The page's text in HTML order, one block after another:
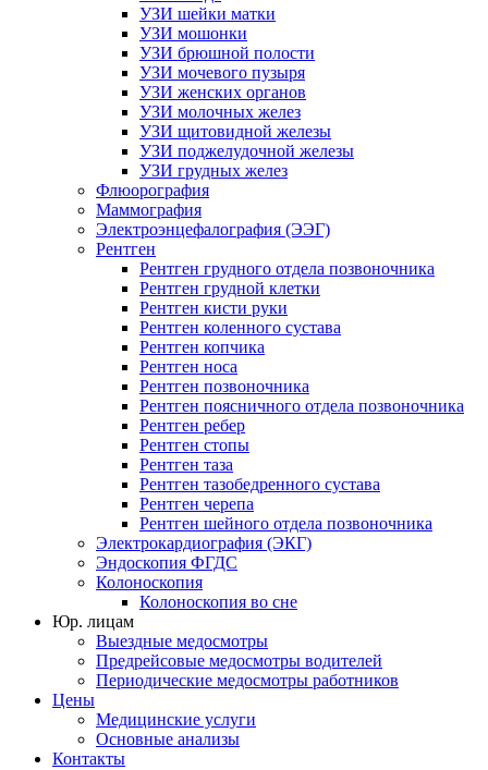
УЗИ шейки матки
УЗИ мошонки
УЗИ брюшной полости
УЗИ мочевого пузыря
УЗИ женских органов
УЗИ молочных желез
УЗИ щитовидной железы
УЗИ поджелудочной железы
УЗИ грудных желез
Флюорография
Маммография
Электроэнцефалография (ЭЭГ)
Рентген
Рентген грудного отдела позвоночника
Рентген грудной клетки
Рентген кисти руки
Рентген коленного сустава
Рентген копчика
Рентген носа
Рентген позвоночника
Рентген поясничного отдела позвоночника
Рентген ребер
Рентген стопы
Рентген таза
Рентген тазобедренного сустава
Рентген черепа
Рентген шейного отдела позвоночника
Электрокардиография (ЭКГ)
Эндоскопия ФГДС
Колоноскопия
Колоноскопия во сне
Юр. лицам
Выездные медосмотры
Предрейсовые медосмотры водителей
Периодические медосмотры работников
Цены
Медицинские услуги
Основные анализы
Контакты